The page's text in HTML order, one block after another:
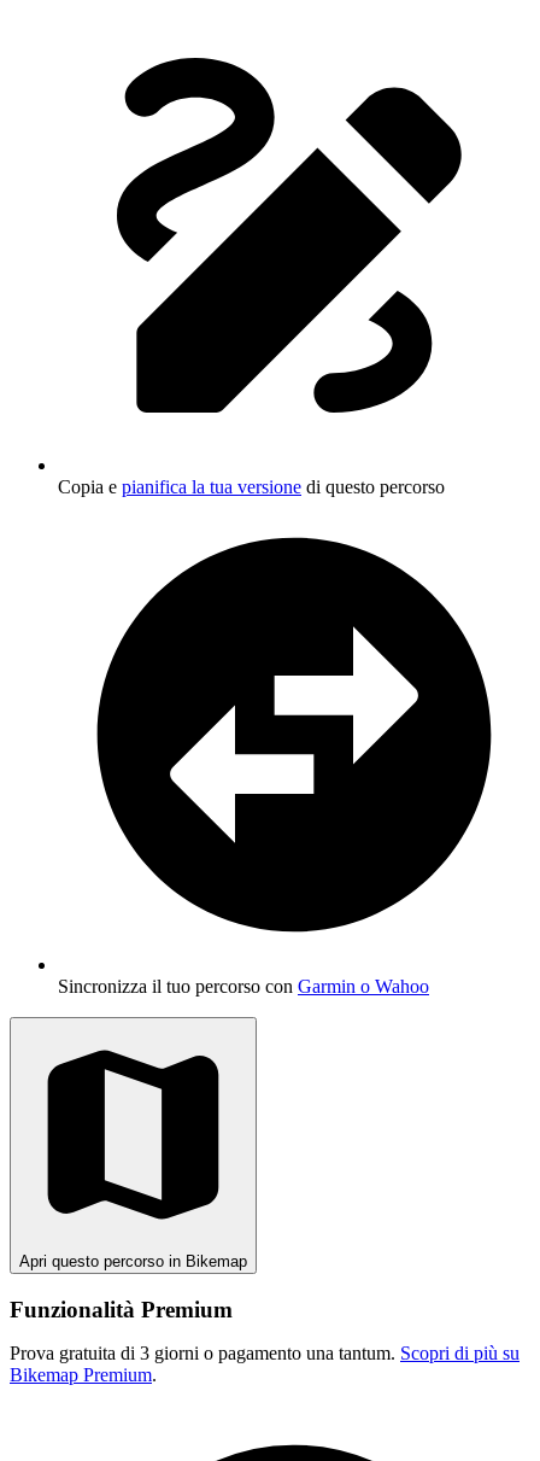
Copia e pianifica la tua versione di questo percorso
Sincronizza il tuo percorso con Garmin o Wahoo
Apri questo percorso in Bikemap
Funzionalità Premium
Prova gratuita di 3 giorni o pagamento una tantum. Scopri di più su
Bikemap Premium.